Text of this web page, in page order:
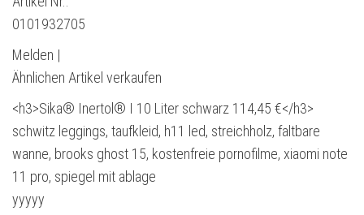
0101932705
Melden |
Ähnlichen Artikel verkaufen
<h3>Sika® Inertol® I 10 Liter schwarz 114,45 €</h3>
schwitz leggings, taufkleid, h11 led, streichholz, faltbare
wanne, brooks ghost 15, kostenfreie pornofilme, xiaomi note
11 pro, spiegel mit ablage
yyyyy